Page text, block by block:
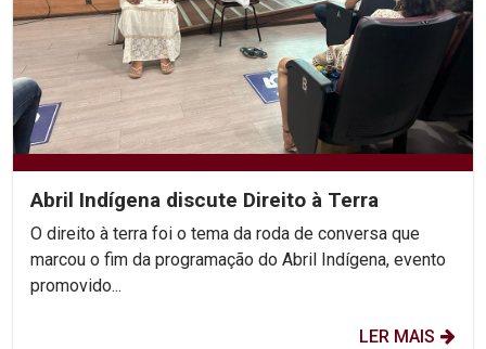
Abril Indígena discute Direito à Terra
O direito à terra foi o tema da roda de conversa que
marcou o fim da programação do Abril Indígena, evento
promovido...
LER MAIS